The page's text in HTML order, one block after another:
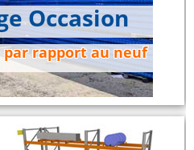
Occasion
par rapport au neuf